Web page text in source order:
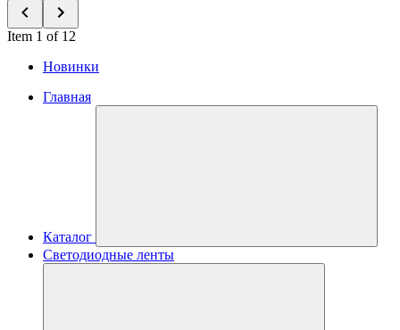
Item 1 of 12
Новинки
Главная
Каталог
Светодиодные ленты